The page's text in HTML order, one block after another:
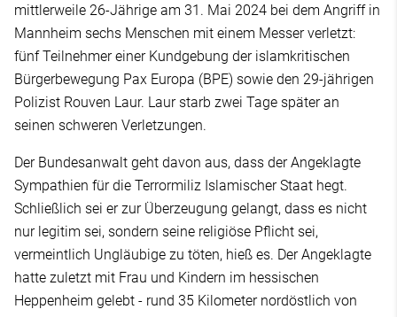
mittlerweile 26-Jährige am 31. Mai 2024 bei dem Angriff in
Mannheim sechs Menschen mit einem Messer verletzt:
fünf Teilnehmer einer Kundgebung der islamkritischen
Bürgerbewegung Pax Europa (BPE) sowie den 29-jährigen
Polizist Rouven Laur. Laur starb zwei Tage später an
seinen schweren Verletzungen.
Der Bundesanwalt geht davon aus, dass der Angeklagte
Sympathien für die Terrormiliz Islamischer Staat hegt.
Schließlich sei er zur Überzeugung gelangt, dass es nicht
nur legitim sei, sondern seine religiöse Pflicht sei,
vermeintlich Ungläubige zu töten, hieß es. Der Angeklagte
hatte zuletzt mit Frau und Kindern im hessischen
Heppenheim gelebt - rund 35 Kilometer nordöstlich von